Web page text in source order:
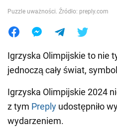
Jedzenie
Puzzle uważności. Źródło: preply.com
Igrzyska Olimpijskie to nie
jednoczą cały świat,
Igrzyska Olimpijskie 2024
z tym Preply udostępniło
wydarzeniem.